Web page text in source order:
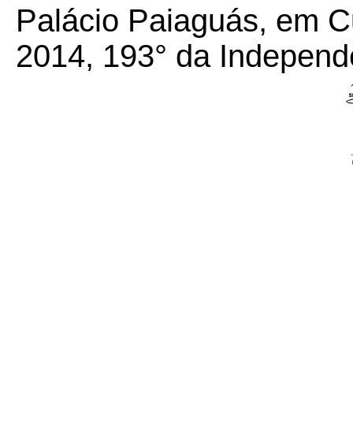
Palácio Paiaguás, em
2014, 193° da